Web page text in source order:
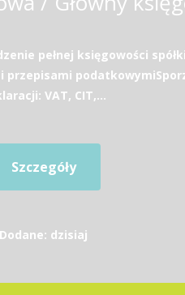
pełnej księgowości
przepisami
VAT, CIT,...
Szczegóły
Dodane: dzisiaj